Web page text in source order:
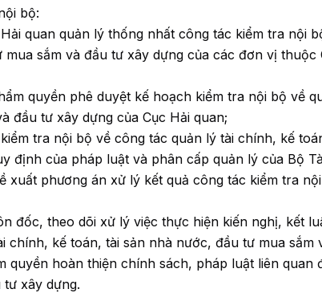
bộ:
quan quản lý thống nhất công tác kiểm tra nội
sắm và đầu tư xây dựng của các đơn vị
quyền phê duyệt kế hoạch kiểm tra nội bộ về
đầu tư xây dựng của Cục Hải quan;
tra nội bộ về công tác quản lý tài chính, kế
định của pháp luật và phân cấp quản lý của Bộ
xuất phương án xử lý kết quả công tác kiểm tra
đốc, theo dõi xử lý việc thực hiện kiến nghị, kết
chính, kế toán, tài sản nhà nước, đầu tư mua sắm
quyền hoàn thiện chính sách, pháp luật liên quan
xây dựng.